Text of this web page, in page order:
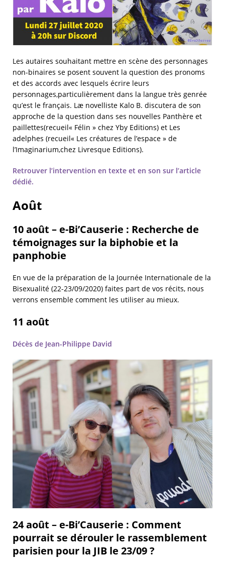
Les autaires souhaitant mettre en scène des personnages
non-binaires se posent souvent la question des pronoms
et des accords avec lesquels écrire leurs
personnages,particulièrement dans la langue très genrée
qu’est le français. Læ novelliste Kalo B. discutera de son
approche de la question dans ses nouvelles Panthère et
paillettes(recueil« Félin » chez Yby Editions) et Les
adelphes (recueil« Les créatures de l’espace » de
l’Imaginarium,chez Livresque Editions).
Retrouver l’intervention en texte et en son sur l’article
dédié.
Août
10 août – e-Bi’Causerie : Recherche de
témoignages sur la biphobie et la
panphobie
En vue de la préparation de la Journée Internationale de la
Bisexualité (22-23/09/2020) faites part de vos récits, nous
verrons ensemble comment les utiliser au mieux.
11 août
Décès de Jean-Philippe David
24 août – e-Bi’Causerie : Comment
pourrait se dérouler le rassemblement
parisien pour la JIB le 23/09 ?